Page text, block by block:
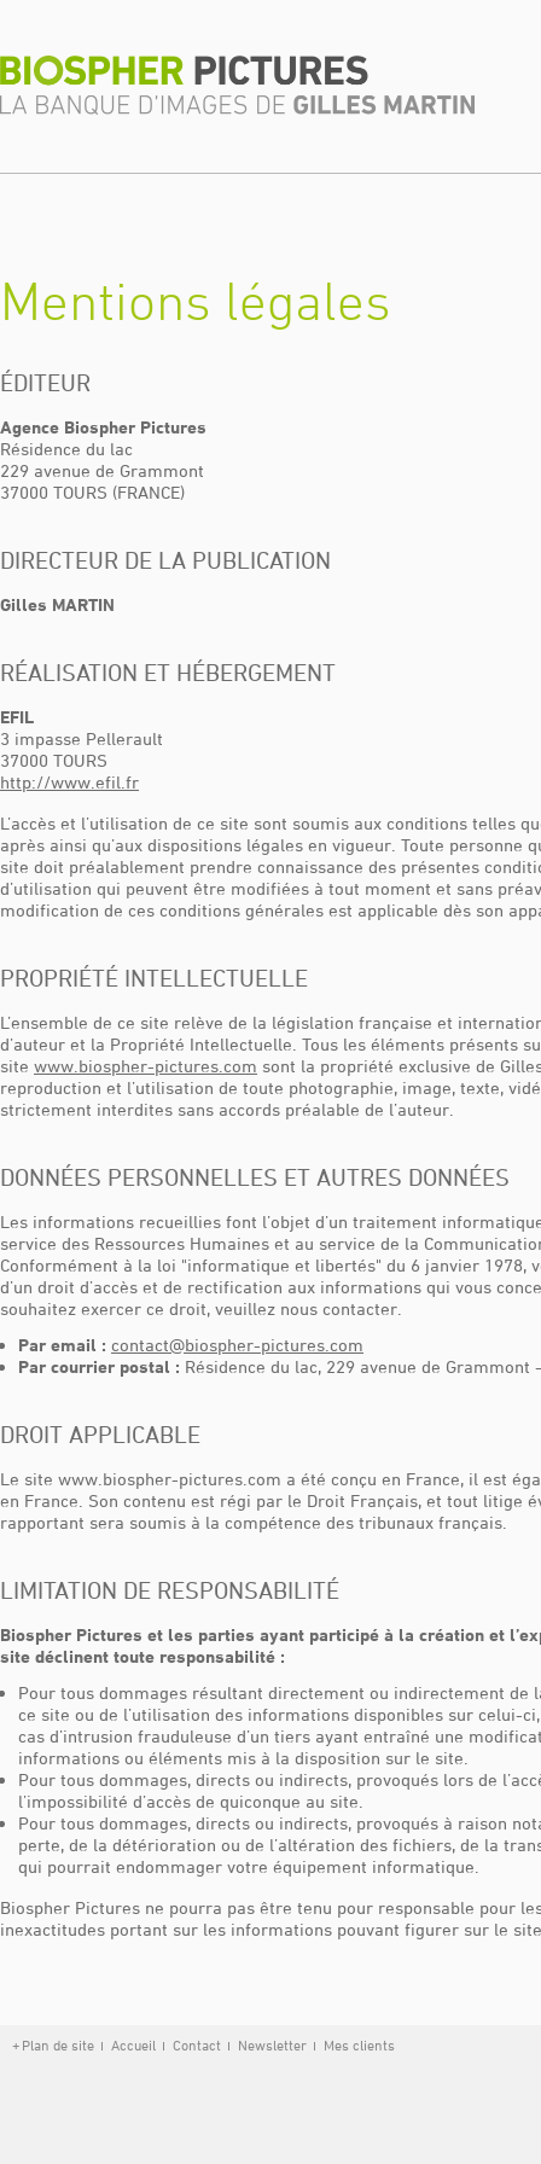
Mentions légales
ÉDITEUR
Agence Biospher Pictures
Résidence du lac
229 avenue de Grammont
37000 TOURS (FRANCE)
DIRECTEUR DE LA PUBLICATION
Gilles MARTIN
RÉALISATION ET HÉBERGEMENT
EFIL
3 impasse Pellerault
37000 TOURS
http://www.efil.fr
L’accès et l’utilisation de ce site sont soumis aux conditions telles
après ainsi qu’aux dispositions légales en vigueur. Toute personne
site doit préalablement prendre connaissance des présentes
d’utilisation qui peuvent être modifiées à tout moment et sans
modification de ces conditions générales est applicable dès son
PROPRIÉTÉ INTELLECTUELLE
L’ensemble de ce site relève de la législation française et
d’auteur et la Propriété Intellectuelle. Tous les éléments présents
site www.biospher-pictures.com sont la propriété exclusive de
reproduction et l’utilisation de toute photographie, image, texte,
strictement interdites sans accords préalable de l’auteur.
DONNÉES PERSONNELLES ET AUTRES DONNÉES
Les informations recueillies font l’objet d’un traitement
service des Ressources Humaines et au service de la
Conformément à la loi "informatique et libertés" du 6 janvier 1978,
d’un droit d’accès et de rectification aux informations qui vous
souhaitez exercer ce droit, veuillez nous contacter.
Par email : contact@biospher-pictures.com
Par courrier postal : Résidence du lac, 229 avenue de Grammont
DROIT APPLICABLE
Le site www.biospher-pictures.com a été conçu en France, il est
en France. Son contenu est régi par le Droit Français, et tout litige
rapportant sera soumis à la compétence des tribunaux français.
LIMITATION DE RESPONSABILITÉ
Biospher Pictures et les parties ayant participé à la création et
site déclinent toute responsabilité :
Pour tous dommages résultant directement ou indirectement de
ce site ou de l’utilisation des informations disponibles sur celui-
cas d’intrusion frauduleuse d’un tiers ayant entraîné une
informations ou éléments mis à la disposition sur le site.
Pour tous dommages, directs ou indirects, provoqués lors de
l’impossibilité d’accès de quiconque au site.
Pour tous dommages, directs ou indirects, provoqués à raison
perte, de la détérioration ou de l’altération des fichiers, de la
qui pourrait endommager votre équipement informatique.
Biospher Pictures ne pourra pas être tenu pour responsable pour
inexactitudes portant sur les informations pouvant figurer sur le
Plan de site Accueil Contact Newsletter Mes clients